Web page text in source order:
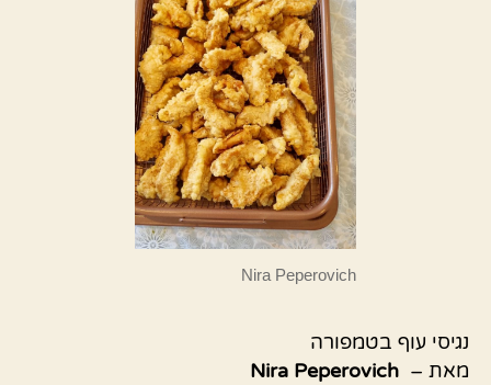
Nira Peperovich
נגיסי עוף בטמפורה
מאת – Nira Peperovich